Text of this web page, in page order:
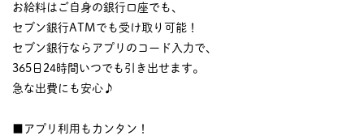
お給料はご自身の銀行口座でも、
セブン銀行ATMでも受け取り可能！
セブン銀行ならアプリのコード入力で、
365日24時間いつでも引き出せます。
急な出費にも安心♪
■アプリ利用もカンタン！